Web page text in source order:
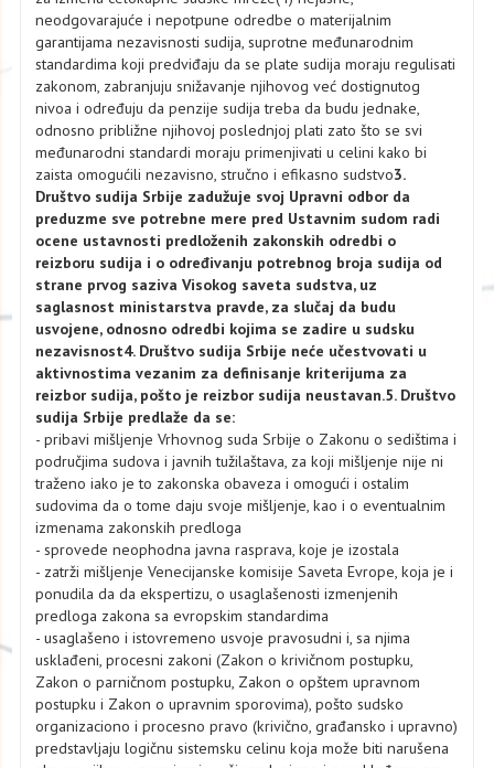
neodgovarajuće i nepotpune odredbe o materijalnim
garantijama nezavisnosti sudija, suprotne međunarodnim
standardima koji predviđaju da se plate sudija moraju regulisati
zakonom, zabranjuju snižavanje njihovog već dostignutog
nivoa i određuju da penzije sudija treba da budu jednake,
odnosno približne njihovoj poslednjoj plati zato što se svi
međunarodni standardi moraju primenjivati u celini kako bi
zaista omogućili nezavisno, stručno i efikasno sudstvo3.
Društvo sudija Srbije zadužuje svoj Upravni odbor da
preduzme sve potrebne mere pred Ustavnim sudom radi
ocene ustavnosti predloženih zakonskih odredbi o
reizboru sudija i o određivanju potrebnog broja sudija od
strane prvog saziva Visokog saveta sudstva, uz
saglasnost ministarstva pravde, za slučaj da budu
usvojene, odnosno odredbi kojima se zadire u sudsku
nezavisnost4. Društvo sudija Srbije neće učestvovati u
aktivnostima vezanim za definisanje kriterijuma za
reizbor sudija, pošto je reizbor sudija neustavan.5. Društvo
sudija Srbije predlaže da se:
- pribavi mišljenje Vrhovnog suda Srbije o Zakonu o sedištima i
područjima sudova i javnih tužilaštava, za koji mišljenje nije ni
traženo iako je to zakonska obaveza i omogući i ostalim
sudovima da o tome daju svoje mišljenje, kao i o eventualnim
izmenama zakonskih predloga
- sprovede neophodna javna rasprava, koje je izostala
- zatrži mišljenje Venecijanske komisije Saveta Evrope, koja je i
ponudila da da ekspertizu, o usaglašenosti izmenjenih
predloga zakona sa evropskim standardima
- usaglašeno i istovremeno usvoje pravosudni i, sa njima
usklađeni, procesni zakoni (Zakon o krivičnom postupku,
Zakon o parničnom postupku, Zakon o opštem upravnom
postupku i Zakon o upravnim sporovima), pošto sudsko
organizaciono i procesno pravo (krivično, građansko i upravno)
predstavljaju logičnu sistemsku celinu koja može biti narušena